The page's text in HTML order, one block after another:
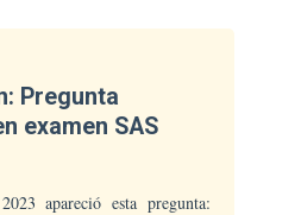
Pregunta
examen SAS
apareció esta pregunta: